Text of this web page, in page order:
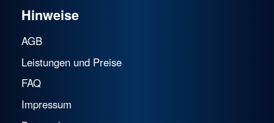
Hinweise
AGB
Leistungen und Preise
FAQ
Impressum